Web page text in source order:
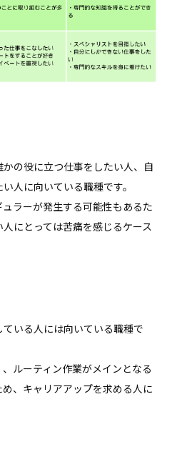
の役に立つ仕事をしたい人、自
人に向いている職種です。
ラーが発生する可能性もあるた
にとっては苦痛を感じるケース
いる人には向いている職種で
ルーティン作業がメインとなる
、キャリアアップを求める人に